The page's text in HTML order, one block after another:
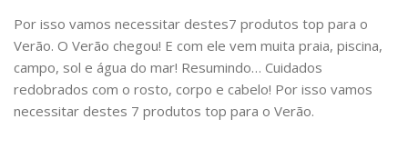
Por isso vamos necessitar destes7 produtos top para o
Verão. O Verão chegou! E com ele vem muita praia, piscina,
campo, sol e água do mar! Resumindo… Cuidados
redobrados com o rosto, corpo e cabelo! Por isso vamos
necessitar destes 7 produtos top para o Verão.